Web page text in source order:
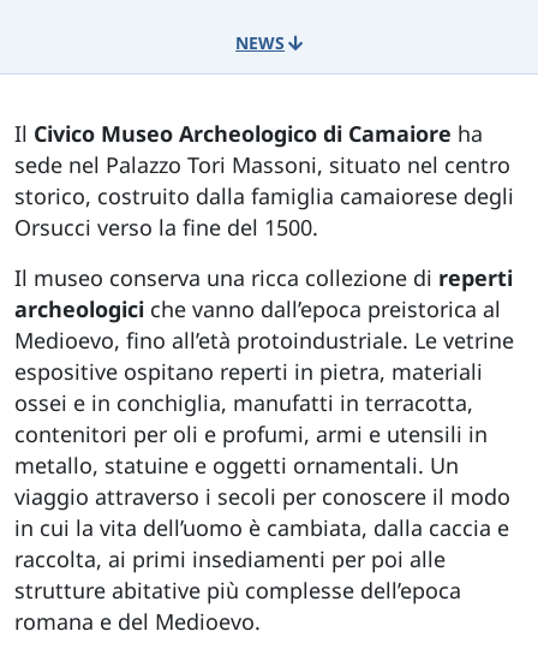
NEWS
Il Civico Museo Archeologico di Camaiore ha
sede nel Palazzo Tori Massoni, situato nel centro
storico, costruito dalla famiglia camaiorese degli
Orsucci verso la fine del 1500.
Il museo conserva una ricca collezione di reperti
archeologici che vanno dall’epoca preistorica al
Medioevo, fino all’età protoindustriale. Le vetrine
espositive ospitano reperti in pietra, materiali
ossei e in conchiglia, manufatti in terracotta,
contenitori per oli e profumi, armi e utensili in
metallo, statuine e oggetti ornamentali. Un
viaggio attraverso i secoli per conoscere il modo
in cui la vita dell’uomo è cambiata, dalla caccia e
raccolta, ai primi insediamenti per poi alle
strutture abitative più complesse dell’epoca
romana e del Medioevo.